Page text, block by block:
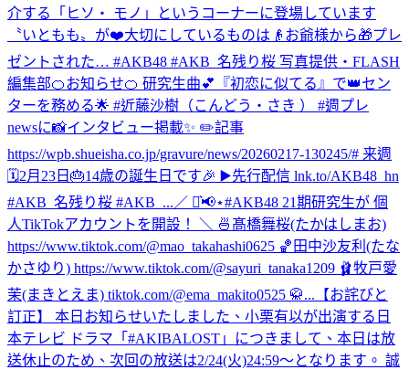
介する「ヒソ・ モノ」というコーナーに登場しています
〝いともも〟が❤️大切にしているものは👴お爺様から🎁プレ
ゼントされた… #AKB48 #AKB_名残り桜 写真提供・FLASH
編集部🍊お知らせ🍊 研究生曲💕『初恋に似てる』で👑セン
ターを務める🌟 #近藤沙樹（こんどう・さき ） #週プレ
newsに📸インタビュー掲載✨ ✏️記事
https://wpb.shueisha.co.jp/gravure/news/20260217-130245/# 来週
🗓2月23日🎂14歳の誕生日です🎉 ▶️先行配信 lnk.to/AKB48_hn
#AKB_名残り桜 #AKB_... ／ ⋆͛📢⋆#AKB48 21期研究生が 個
人TikTokアカウントを開設！ ＼ 🍜髙橋舞桜(たかはしまお)
https://www.tiktok.com/@mao_takahashi0625 🏀田中沙友利(たな
かさゆり) https://www.tiktok.com/@sayuri_tanaka1209 🩰牧戸愛
茉(まきとえま) tiktok.com/@ema_makito0525 🥋... 【お詫びと
訂正】 本日お知らせいたしました、小栗有以が出演する日
本テレビ ドラマ「#AKIBALOST」につきまして、本日は放
送休止のため、次回の放送は2/24(火)24:59〜となります。 誠